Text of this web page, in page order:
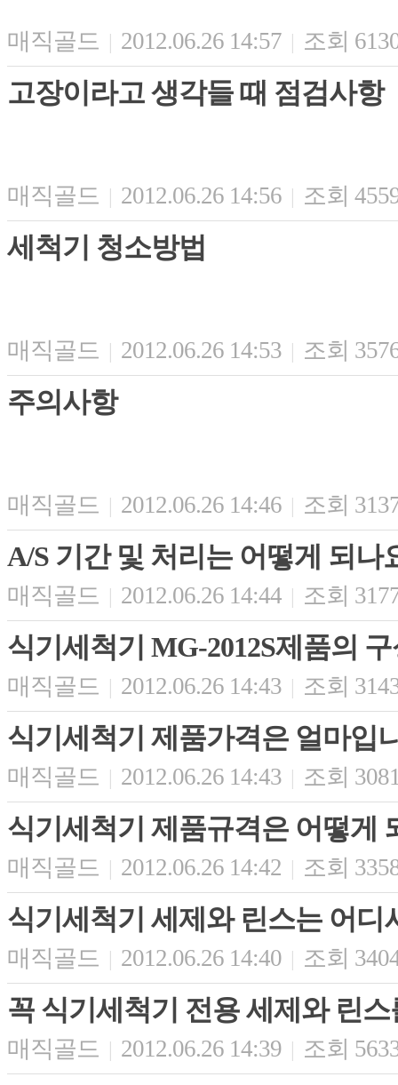
매직골드 | 2012.06.26 14:57 | 조회
고장이라고 생각들 때 점검사항
매직골드 | 2012.06.26 14:56 | 조회
세척기 청소방법
매직골드 | 2012.06.26 14:53 | 조회
주의사항
매직골드 | 2012.06.26 14:46 | 조회
A/S 기간 및 처리는 어떻게 되나
매직골드 | 2012.06.26 14:44 | 조회
식기세척기 MG-2012S제품의
매직골드 | 2012.06.26 14:43 | 조회
식기세척기 제품가격은 얼마입
매직골드 | 2012.06.26 14:43 | 조회
식기세척기 제품규격은 어떻게
매직골드 | 2012.06.26 14:42 | 조회
식기세척기 세제와 린스는 어디
매직골드 | 2012.06.26 14:40 | 조회
꼭 식기세척기 전용 세제와 린
매직골드 | 2012.06.26 14:39 | 조회